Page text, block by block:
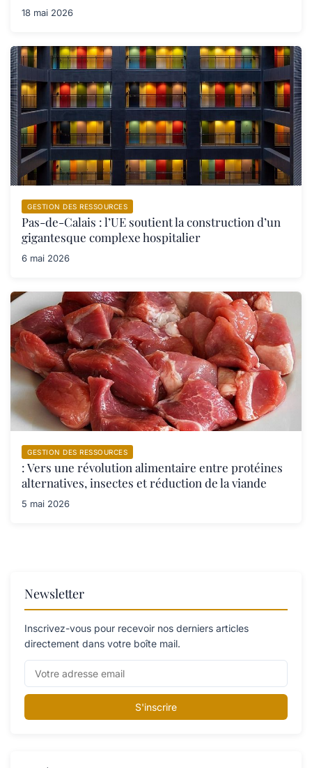
18 mai 2026
GESTION DES RESSOURCES
Pas-de-Calais : l’UE soutient la construction d’un
gigantesque complexe hospitalier
6 mai 2026
GESTION DES RESSOURCES
: Vers une révolution alimentaire entre protéines
alternatives, insectes et réduction de la viande
5 mai 2026
Newsletter
Inscrivez-vous pour recevoir nos derniers articles
directement dans votre boîte mail.
S'inscrire